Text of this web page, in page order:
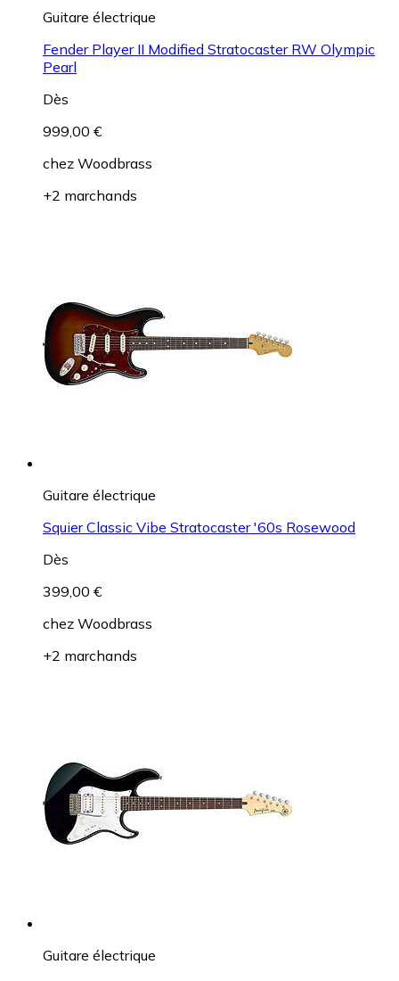
Guitare électrique
Fender Player II Modified Stratocaster RW Olympic
Pearl
Dès
999,00 €
chez Woodbrass
+2 marchands
Guitare électrique
Squier Classic Vibe Stratocaster '60s Rosewood
Dès
399,00 €
chez Woodbrass
+2 marchands
Guitare électrique